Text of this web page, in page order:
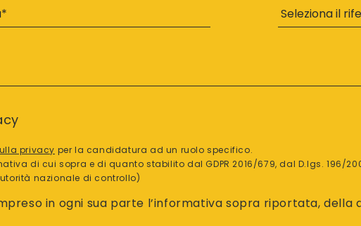
privacy per la candidatura ad un ruolo specifico.
di cui sopra e di quanto stabilito dal GDPR 2016/679, dal D.lgs. 196/
nazionale di controllo)
in ogni sua parte l’informativa sopra riportata, della